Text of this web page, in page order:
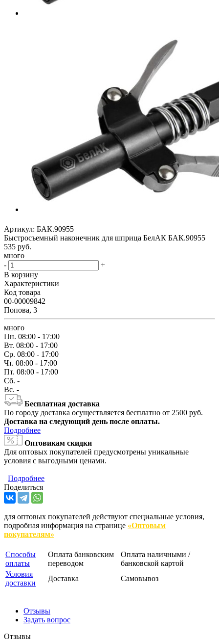
Артикул: БАК.90955
Быстросъемный наконечник для шприца БелАК БАК.90955
535 руб.
много
-
+
В корзину
Характеристики
Код товара
00-00009842
Попова, 3
много
Пн. 08:00 - 17:00
Вт. 08:00 - 17:00
Ср. 08:00 - 17:00
Чт. 08:00 - 17:00
Пт. 08:00 - 17:00
Сб. -
Вс. -
Бесплатная доставка
По городу доставка осуществляется бесплатно от 2500 руб.
Доставка на следующий день после оплаты.
Подробнее
Оптовикам скидки
Для оптовых покупателей предусмотрены уникальные
условия с выгодными ценами.
Подробнее
Поделиться
для оптовых покупателей действуют специальные условия,
подробная информация на странице «Оптовым
покупателям»
Способы
оплаты
Оплата банковским
переводом
Оплата наличными /
банковской картой
Условия
доставки
Доставка Самовывоз
Отзывы
Задать вопрос
Отзывы